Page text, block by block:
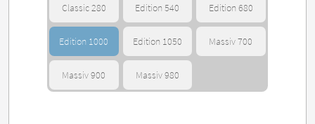
Classic 280 Edition 540 Edition 680
Edition 1000 Edition 1050 Massiv 700
Massiv 900 Massiv 980